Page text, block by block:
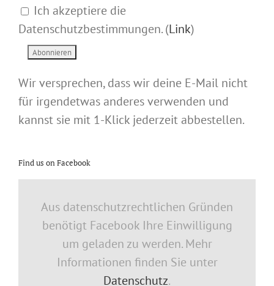
Ich akzeptiere die
Datenschutzbestimmungen. (Link)
Wir versprechen, dass wir deine E-Mail nicht
für irgendetwas anderes verwenden und
kannst sie mit 1-Klick jederzeit abbestellen.
Find us on Facebook
Aus datenschutzrechtlichen Gründen
benötigt Facebook Ihre Einwilligung
um geladen zu werden. Mehr
Informationen finden Sie unter
Datenschutz.